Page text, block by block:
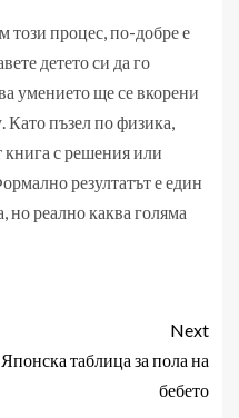
този процес, по-добре е
детето си да го
умението ще се вкорени
Като пъзел по физика,
книга с решения или
резултатът е един
но реално каква голяма
Next
Японска таблица за пола на
бебето